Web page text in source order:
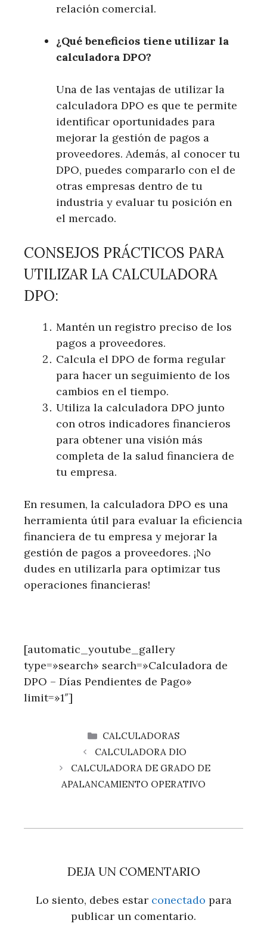
relación comercial.
¿Qué beneficios tiene utilizar la
calculadora DPO?
Una de las ventajas de utilizar la
calculadora DPO es que te permite
identificar oportunidades para
mejorar la gestión de pagos a
proveedores. Además, al conocer tu
DPO, puedes compararlo con el de
otras empresas dentro de tu
industria y evaluar tu posición en
el mercado.
CONSEJOS PRÁCTICOS PARA
UTILIZAR LA CALCULADORA
DPO:
Mantén un registro preciso de los
pagos a proveedores.
Calcula el DPO de forma regular
para hacer un seguimiento de los
cambios en el tiempo.
Utiliza la calculadora DPO junto
con otros indicadores financieros
para obtener una visión más
completa de la salud financiera de
tu empresa.
En resumen, la calculadora DPO es una
herramienta útil para evaluar la eficiencia
financiera de tu empresa y mejorar la
gestión de pagos a proveedores. ¡No
dudes en utilizarla para optimizar tus
operaciones financieras!
[automatic_youtube_gallery
type=»search» search=»Calculadora de
DPO – Días Pendientes de Pago»
limit=»1″]
CATEGORÍAS
CALCULADORAS
CALCULADORA DIO
CALCULADORA DE GRADO DE
APALANCAMIENTO OPERATIVO
DEJA UN COMENTARIO
Lo siento, debes estar conectado para
publicar un comentario.